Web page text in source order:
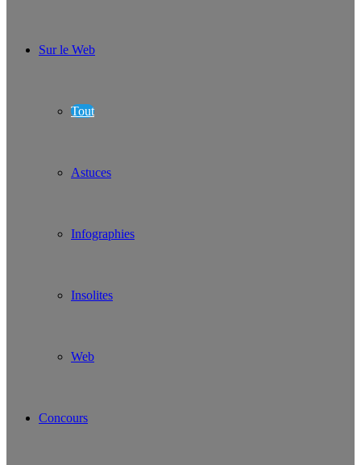
Sur le Web
Tout
Astuces
Infographies
Insolites
Web
Concours